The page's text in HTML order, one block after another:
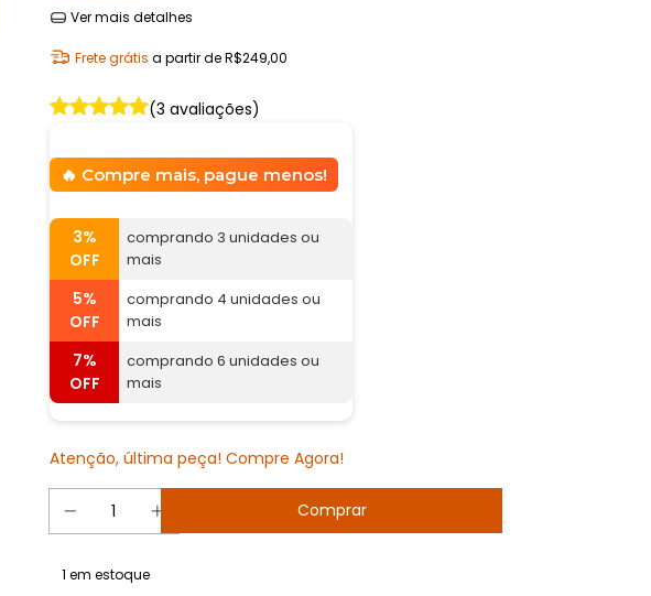
Ver mais detalhes
Frete grátis a partir deR$249,00
(3 avaliações)
Compre mais, pague menos!
3%
OFF
comprando 3 unidades ou
mais
5%
OFF
comprando 4 unidades ou
mais
7%
OFF
comprando 6 unidades ou
mais
Atenção, última peça! Compre Agora!
1 em estoque